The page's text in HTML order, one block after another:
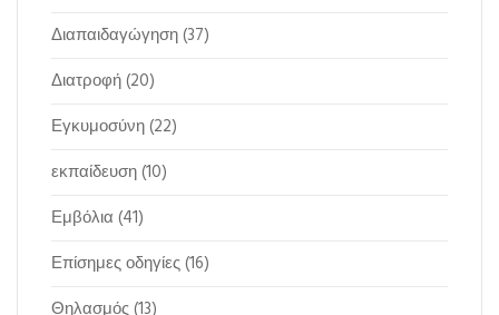
Διαπαιδαγώγηση(37)
Διατροφή(20)
Εγκυμοσύνη(22)
εκπαίδευση(10)
Εμβόλια (41)
Επίσημες οδηγίες(16)